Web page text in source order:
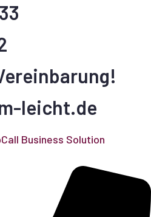
leicht.de
Business Solution